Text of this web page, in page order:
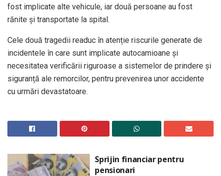
fost implicate alte vehicule, iar două persoane au fost
rănite și transportate la spital.
Cele două tragedii readuc în atenție riscurile generate de
incidentele în care sunt implicate autocamioane și
necesitatea verificării riguroase a sistemelor de prindere și
siguranță ale remorcilor, pentru prevenirea unor accidente
cu urmări devastatoare.
Sprijin financiar pentru
pensionari